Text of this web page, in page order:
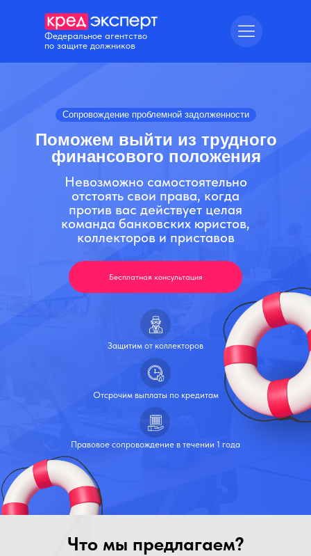
Федеральное агентство
по защите должников
Поможем выйти из трудного
финансового положения
Невозможно самостоятельно
отстоять свои права, когда
против вас действует целая
команда банковских юристов,
коллекторов и приставов
Сопровождение проблемной задолженности
Правовое сопровождение в течении 1 года
Защитим от коллекторов
Отсрочим выплаты по кредитам
Бесплатная консультация
Что мы предлагаем?